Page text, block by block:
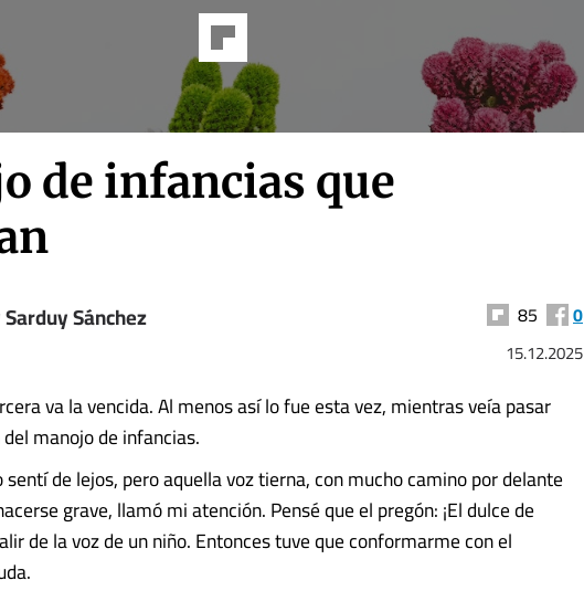
de infancias que
Sánchez 85 0
15.12.2025
va la vencida. Al menos así lo fue esta vez, mientras veía pasar
manojo de infancias.
de lejos, pero aquella voz tierna, con mucho camino por delante
grave, llamó mi atención. Pensé que el pregón: ¡El dulce de
de la voz de un niño. Entonces tuve que conformarme con el